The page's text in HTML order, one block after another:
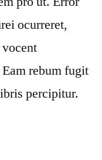
ocurreret,
rebum fugit
percipitur.